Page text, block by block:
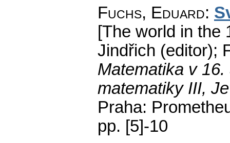
Fuchs, Eduard:
[The world in the
Jindřich (editor);
Matematika v
matematiky III,
Praha:
pp. [5]-10